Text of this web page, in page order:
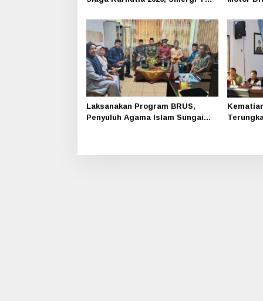
Masyarakat Dikuatkan
Laksanakan Program BRUS,
Penyuluh Agama Islam Sungai